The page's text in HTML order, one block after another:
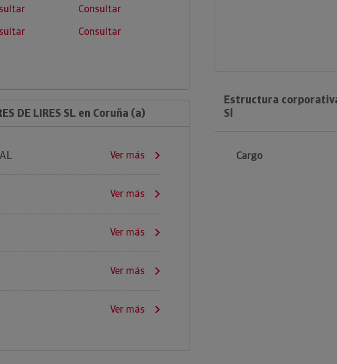
Consultar
Consultar
DE LIRES SL en Coruña (a)
Ver más
Ver más
Ver más
Ver más
Ver más
Estructura
Sl
Cargo